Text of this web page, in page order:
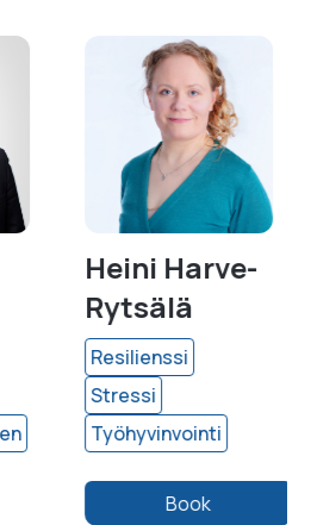
Heini Harve-
Rytsälä
Resilienssi
Stressi
Työhyvinvointi
Book